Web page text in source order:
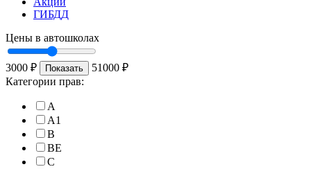
ГИБДД
Цены в автошколах
3000 ₽ Показать 51000 ₽
Категории прав:
A
A1
B
BE
C